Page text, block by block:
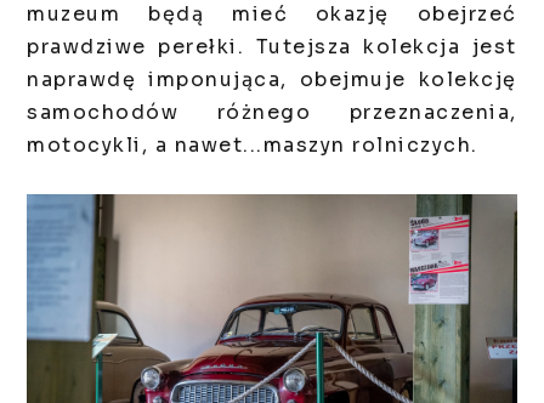
muzeum będą mieć okazję obejrzeć
prawdziwe perełki. Tutejsza kolekcja jest
naprawdę imponująca, obejmuje kolekcję
samochodów różnego przeznaczenia,
motocykli, a nawet...maszyn rolniczych.